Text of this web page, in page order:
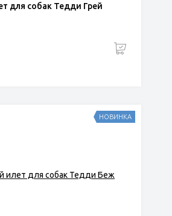
для собак Тедди Грей
НОВИНКА